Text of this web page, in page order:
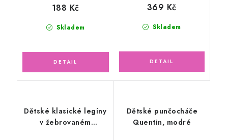
Skladem
188 Kč
Skladem
369 Kč
Dětské klasické legíny
v žebrovaném
Dětské punčocháče
Quentin, modré